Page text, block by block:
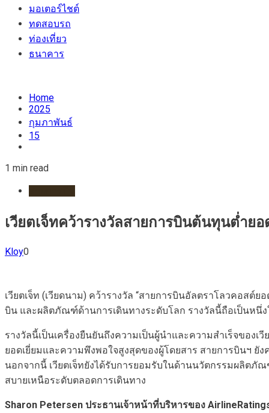
มอเตอร์ไชต์
ทดสอบรถ
ท่องเที่ยว
ธนาคาร
Home
2025
กุมภาพันธ์
15
1 min read
เวียตเจ็ทคว้ารางวัลสายการบินต้นทุนต่ำย
Kloy0
เวียตเจ็ท (เวียดนาม) คว้ารางวัล “สายการบินอัลตราโลวคอสต์ย
บิน และผลิตภัณฑ์ด้านการเดินทางระดับโลก รางวัลนี้ถือเป็นหนึ่ง
รางวัลนี้เป็นเครื่องยืนยันถึงความเป็นผู้นำและความสำเร็จของ
ยอดเยี่ยมและความพึงพอใจสูงสุดของผู้โดยสาร สายการบินฯ ยั
นอกจากนี้ เวียตเจ็ทยังได้รับการยอมรับในด้านนวัตกรรมผลิตภั
สบายเหนือระดับตลอดการเดินทาง
Sharon Petersen ประธานเจ้าหน้าที่บริหารของ